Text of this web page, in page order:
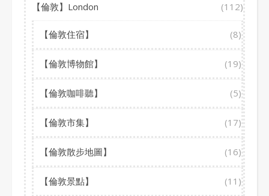
【倫敦】London (112)
【倫敦住宿】 (8)
【倫敦博物館】 (19)
【倫敦咖啡聽】 (5)
【倫敦市集】 (17)
【倫敦散步地圖】 (16)
【倫敦景點】 (11)